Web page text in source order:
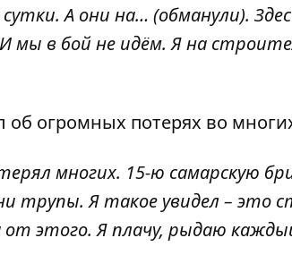
А они на… (обманули).
мы в бой не идём. Я на
об огромных потерях во
многих. 15-ю самарскую
трупы. Я такое увидел – это
от этого. Я плачу, рыдаю